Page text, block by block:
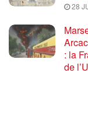
28
: la
de